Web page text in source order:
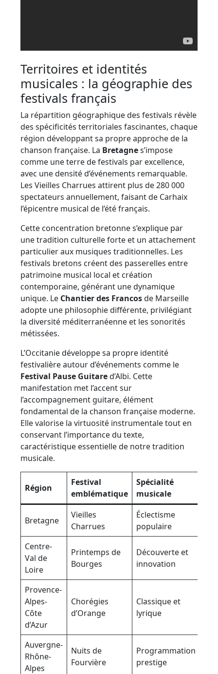
Territoires et identités
musicales : la géographie des
festivals français
La répartition géographique des festivals révèle
des spécificités territoriales fascinantes, chaque
région développant sa propre approche de la
chanson française. La Bretagnes’impose
comme une terre de festivals par excellence,
avec une densité d’événements remarquable.
Les Vieilles Charrues attirent plus de 280 000
spectateurs annuellement, faisant de Carhaix
l’épicentre musical de l’été français.
Cette concentration bretonne s’explique par
une tradition culturelle forte et un attachement
particulier aux musiques traditionnelles. Les
festivals bretons créent des passerelles entre
patrimoine musical local et création
contemporaine, générant une dynamique
unique. Le Chantier des Francosde Marseille
adopte une philosophie différente, privilégiant
la diversité méditerranéenne et les sonorités
métissées.
L’Occitanie développe sa propre identité
festivalière autour d’événements comme le
Festival Pause Guitared’Albi. Cette
manifestation met l’accent sur
l’accompagnement guitare, élément
fondamental de la chanson française moderne.
Elle valorise la virtuosité instrumentale tout en
conservant l’importance du texte,
caractéristique essentielle de notre tradition
musicale.
Région
Festival
emblématique
Spécialité
musicale
Bretagne
Vieilles
Charrues
Éclectisme
populaire
Centre-
Val de
Loire
Printemps de
Bourges
Découverte et
innovation
Provence-
Alpes-
Côte
d’Azur
Chorégies
d’Orange
Classique et
lyrique
Auvergne-
Rhône-
Alpes
Nuits de
Fourvière
Programmation
prestige